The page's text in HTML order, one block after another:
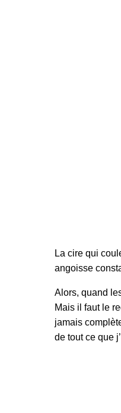
La cire qui
angoisse
Alors, quand
Mais il faut le
jamais
de tout ce que